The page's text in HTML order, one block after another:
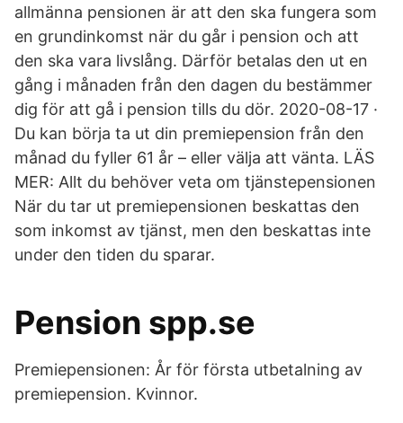
allmänna pensionen är att den ska fungera som
en grundinkomst när du går i pension och att
den ska vara livslång. Därför betalas den ut en
gång i månaden från den dagen du bestämmer
dig för att gå i pension tills du dör. 2020-08-17 ·
Du kan börja ta ut din premiepension från den
månad du fyller 61 år – eller välja att vänta. LÄS
MER: Allt du behöver veta om tjänstepensionen
När du tar ut premiepensionen beskattas den
som inkomst av tjänst, men den beskattas inte
under den tiden du sparar.
Pension spp.se
Premiepensionen: År för första utbetalning av
premiepension. Kvinnor.